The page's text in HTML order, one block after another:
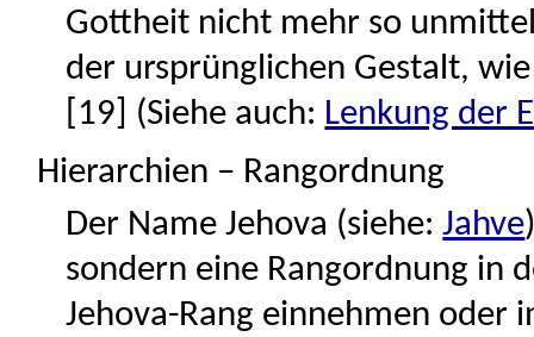
Gottheit nicht mehr so
der ursprünglichen Gestalt,
[19] (Siehe auch: Lenkung der
Hierarchien – Rangordnung
Der Name Jehova (siehe:Jahve
sondern eine Rangordnung in
Jehova-Rang einnehmen oder